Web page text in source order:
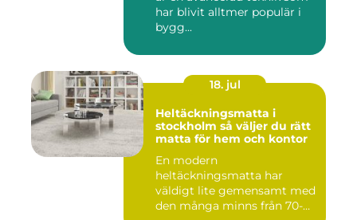
har blivit alltmer populär i
bygg...
18. jul
Heltäckningsmatta i
stockholm så väljer du rätt
matta för hem och kontor
En modern
heltäckningsmatta har
väldigt lite gemensamt med
den många minns från 70-